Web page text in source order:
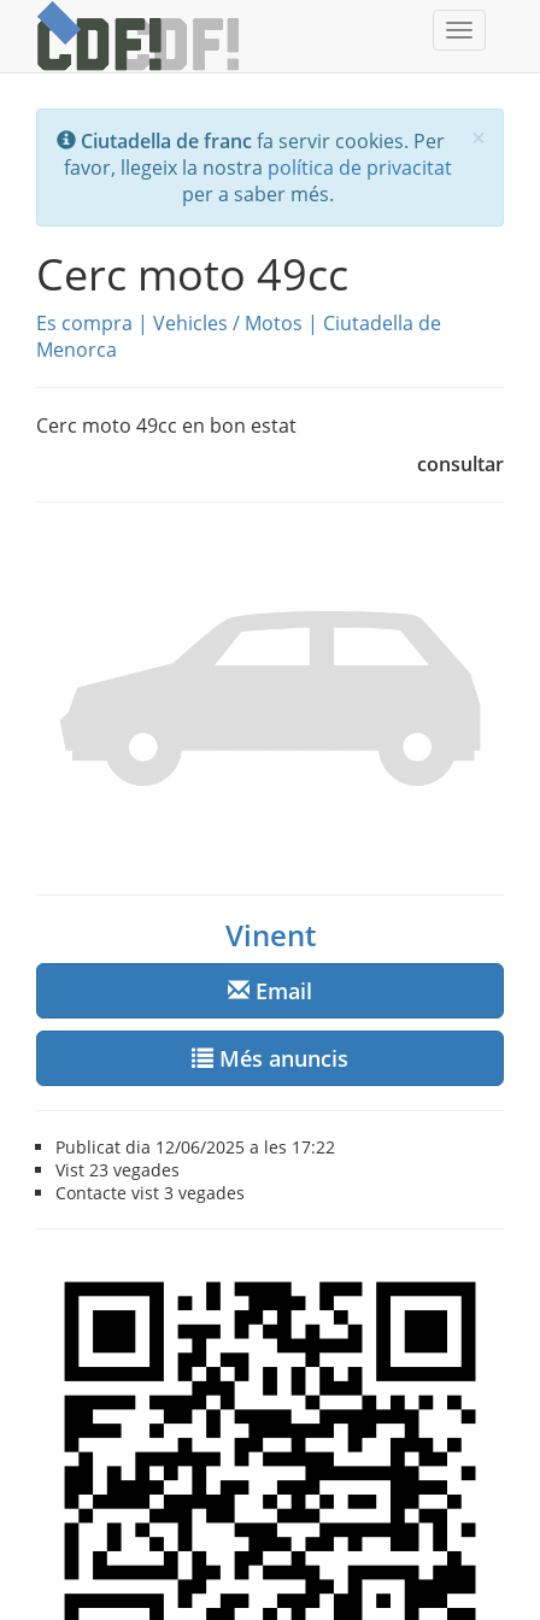
Toggle
×
Ciutadella de francfa servir cookies. Per
favor, llegeix la nostra política de privacitat
per a saber més.
Cerc moto 49cc
Es compra | Vehicles / Motos | Ciutadella de
Menorca
Cerc moto 49cc en bon estat
consultar
Vinent
Email
Més anuncis
Publicat dia 12/06/2025 a les 17:22
Vist23 vegades
Contacte vist3 vegades